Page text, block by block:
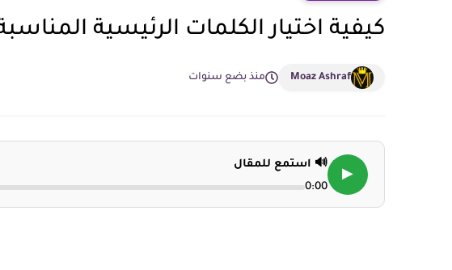
كيفية اختيار الكلمات الرئيسية
Moaz Ashraf منذ بضع سنوات
▶
🔊 استمع للمقال
0:00